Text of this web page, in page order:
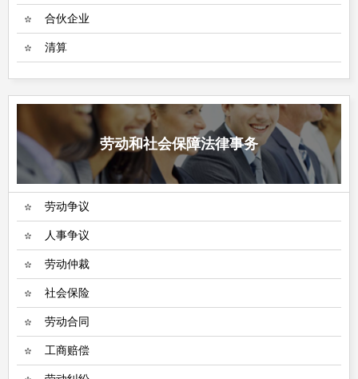
合伙企业
清算
劳动和社会保障法律事务
劳动争议
人事争议
劳动仲裁
社会保险
劳动合同
工商赔偿